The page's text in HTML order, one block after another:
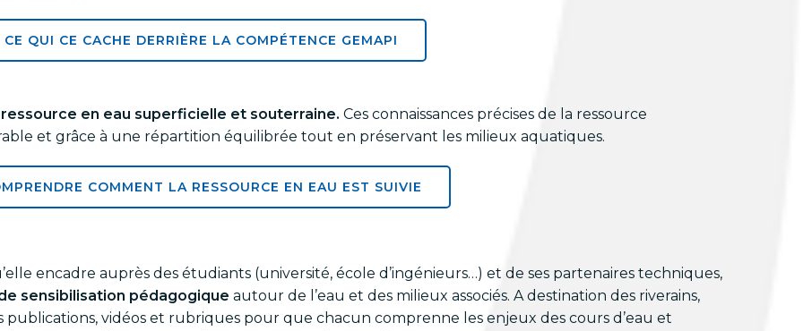
CE QUI CE CACHE DERRIÈRE LA COMPÉTENCE GEMAPI
en eau superficielle et souterraine. Ces connaissances précises de la ressource
et grâce à une répartition équilibrée tout en préservant les milieux aquatiques.
COMMENT LA RESSOURCE EN EAU EST SUIVIE
encadre auprès des étudiants (université, école d’ingénieurs…) et de ses partenaires techniques,
sensibilisation pédagogique autour de l’eau et des milieux associés. A destination des riverains,
publications, vidéos et rubriques pour que chacun comprenne les enjeux des cours d’eau et